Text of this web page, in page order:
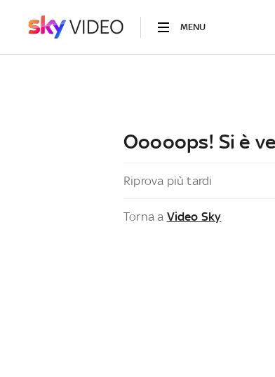
MENU
Ooooops! Si è
Riprova più tardi
Torna a Video Sky